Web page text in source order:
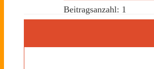
Beitragsanzahl: 1